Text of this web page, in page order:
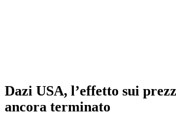
Dazi USA, l’effetto sui
ancora terminato